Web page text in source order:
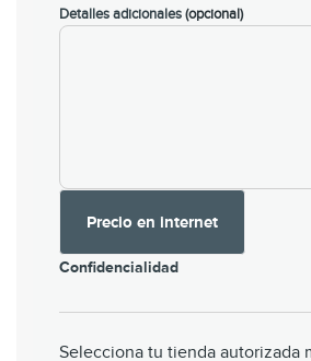
Detalles adicionales (opcional)
Precio en internet
Confidencialidad
Selecciona tu tienda autorizada